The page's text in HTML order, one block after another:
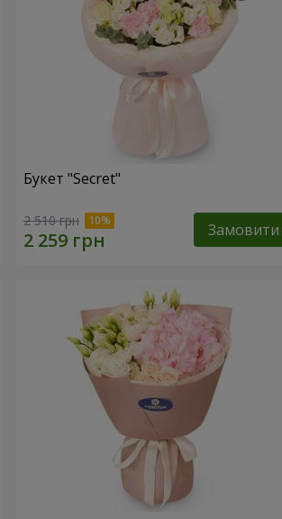
Букет "Secret"
2 510 грн Замовити